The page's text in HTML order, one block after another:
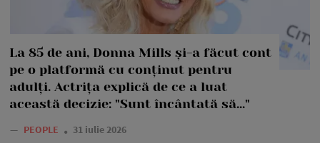
La 85 de ani, Donna Mills și-a făcut cont
pe o platformă cu conținut pentru
adulți. Actrița explică de ce a luat
această decizie: "Sunt încântată să..."
— PEOPLE 31 iulie 2026